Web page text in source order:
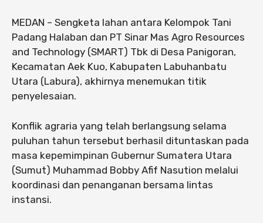
MEDAN – Sengketa lahan antara Kelompok Tani
Padang Halaban dan PT Sinar Mas Agro Resources
and Technology (SMART) Tbk di Desa Panigoran,
Kecamatan Aek Kuo, Kabupaten Labuhanbatu
Utara (Labura), akhirnya menemukan titik
penyelesaian.
Konflik agraria yang telah berlangsung selama
puluhan tahun tersebut berhasil dituntaskan pada
masa kepemimpinan Gubernur Sumatera Utara
(Sumut) Muhammad Bobby Afif Nasution melalui
koordinasi dan penanganan bersama lintas
instansi.